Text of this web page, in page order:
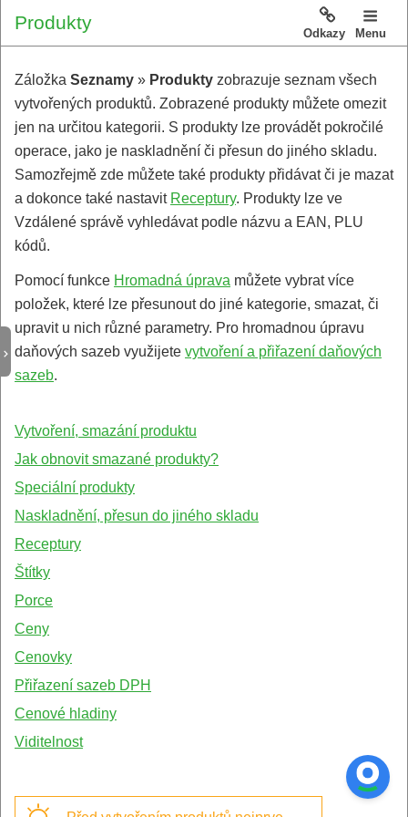
Produkty
Odkazy Menu
ZáložkaSeznamy» Produkty zobrazuje seznam všech
vytvořených produktů. Zobrazené produkty můžete omezit
jen na určitou kategorii. S produkty lze provádět pokročilé
operace, jako je naskladnění či přesun do jiného skladu.
Samozřejmě zde můžete také produkty přidávat či je mazat
a dokonce také nastavit Receptury. Produkty lze ve
Vzdálené správě vyhledávat podle názvu a EAN, PLU
kódů.
Pomocí funkce Hromadná úprava můžete vybrat více
položek, které lze přesunout do jiné kategorie, smazat, či
upravit u nich různé parametry. Pro hromadnou úpravu
daňových sazeb využijetevytvoření a přiřazení daňových
sazeb.
Vytvoření, smazání produktu
Jak obnovit smazané produkty?
Speciální produkty
Naskladnění, přesun do jiného skladu
Receptury
Štítky
Porce
Ceny
Cenovky
Přiřazení sazeb DPH
Cenové hladiny
Viditelnost